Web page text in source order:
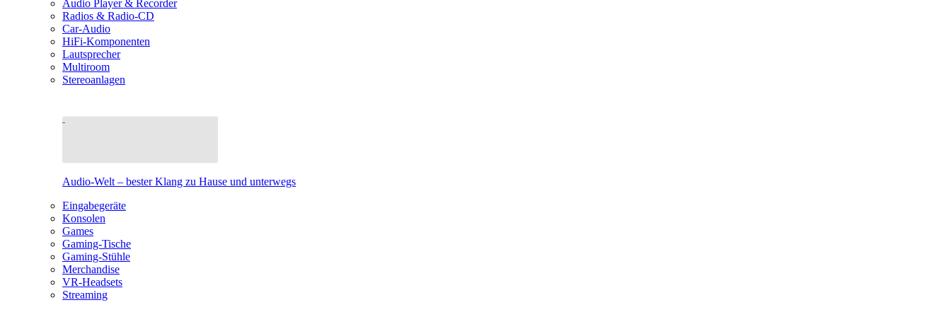
Audio Player & Recorder
Radios & Radio-CD
Car-Audio
HiFi-Komponenten
Lautsprecher
Multiroom
Stereoanlagen
Audio-Welt – bester Klang zu Hause und unterwegs
Eingabegeräte
Konsolen
Games
Gaming-Tische
Gaming-Stühle
Merchandise
VR-Headsets
Streaming